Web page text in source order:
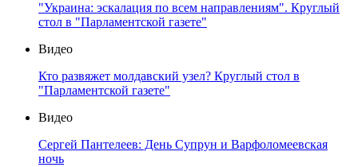
"Украина: эскалация по всем направлениям". Круглый
стол в "Парламентской газете"
Видео
Кто развяжет молдавский узел? Круглый стол в
"Парламентской газете"
Видео
Сергей Пантелеев: День Супрун и Варфоломеевская
ночь